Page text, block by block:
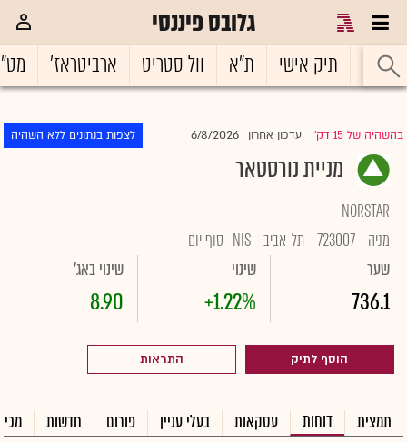
גלובס פיננסי
ראשי תיק אישי ת"א וול סטריט ארביטראז'
בהשהיה של 15 דק' |עדכון אחרון 6/8/2026 לצפות בנתונים ללא השהיה
מניית נורסטאר
NORSTAR
מניה 723007 תל-אביב NIS סוף יום
שער
736.1
שינוי
+1.22%
שינוי באג'
8.90
הוסף לתיק התראות
תמצית דוחות עסקאות בעלי עניין פורום חדשות